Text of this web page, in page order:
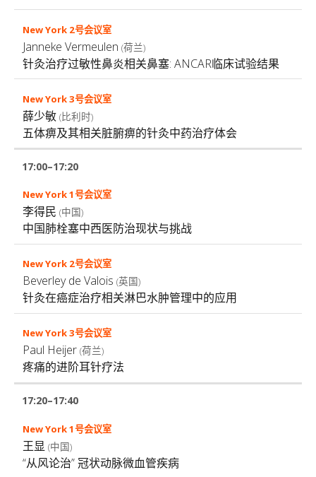
Janneke Vermeulen (荷兰)
针灸治疗过敏性鼻炎相关鼻塞: ANCAR临床试验结果
薛少敏 (比利时)
五体痹及其相关脏腑痹的针灸中药治疗体会
17:00–17:20
李得民 (中国)
中国肺栓塞中西医防治现状与挑战
Beverley de Valois (英国)
针灸在癌症治疗相关淋巴水肿管理中的应用
Paul Heijer (荷兰)
疼痛的进阶耳针疗法
17:20–17:40
王显 (中国)
“从风论治” 冠状动脉微血管疾病